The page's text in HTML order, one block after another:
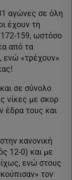
αγώνες σε όλη
έχουν τη
172-159, ωστόσο
από τα
ενώ «τρέχουν»
σε σύνολο
νίκες με σκορ
έδρα τους και
κανονική
12-0) και με
ενώ στους
τον